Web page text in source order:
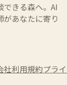
きる森へ。AI
あなたに寄り
社利用規約プラ